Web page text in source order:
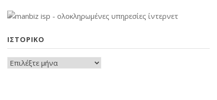
ΙΣΤΟΡΙΚΟ